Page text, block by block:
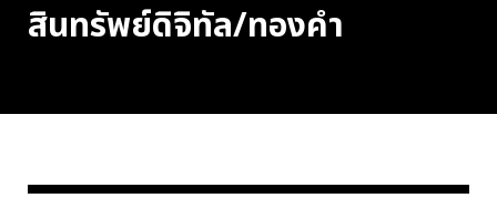
สินทรัพย์ดิจิทัล/ทองคำ